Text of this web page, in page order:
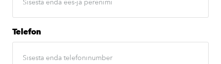
Telefon